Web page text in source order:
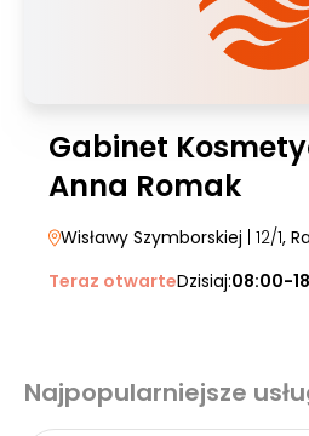
Gabinet
Anna Romak
Wisławy Szymborskiej | 12/1,
Teraz otwarteDzisiaj:08:00-
Najpopularniejsze